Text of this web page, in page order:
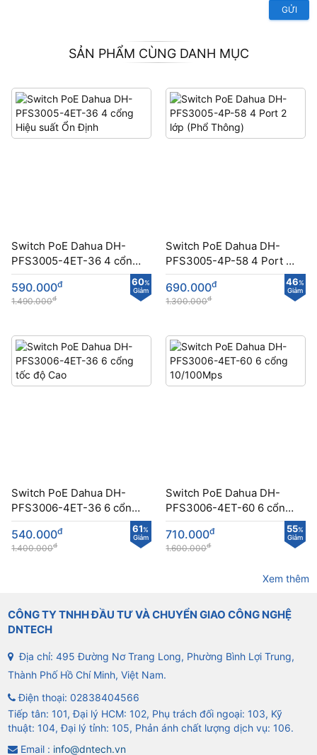
GỬI
SẢN PHẨM CÙNG DANH MỤC
Switch PoE Dahua DH-
PFS3005-4ET-36 4 cổng
Hiệu suất Ổn Định
60%
Giảm
590.000đ
1.490.000đ
Switch PoE Dahua DH-
PFS3005-4P-58 4 Port 2
lớp (Phổ Thông)
46%
Giảm
690.000đ
1.300.000đ
Switch PoE Dahua DH-
PFS3006-4ET-36 6 cổng
tốc độ Cao
61%
Giảm
540.000đ
1.400.000đ
Switch PoE Dahua DH-
PFS3006-4ET-60 6 cổng
10/100Mps
55%
Giảm
710.000đ
1.600.000đ
Xem thêm
CÔNG TY TNHH ĐẦU TƯ VÀ CHUYỂN GIAO CÔNG NGHỆ
DNTECH
Địa chỉ: 495 Đường Nơ Trang Long, Phường Bình Lợi Trung,
Thành Phố Hồ Chí Minh, Việt Nam.
Điện thoại: 02838404566
Tiếp tân: 101, Đại lý HCM: 102, Phụ trách đối ngoại: 103, Kỹ
thuật: 104, Đại lý tỉnh: 105, Phản ánh chất lượng dịch vụ: 106.
Email : info@dntech.vn